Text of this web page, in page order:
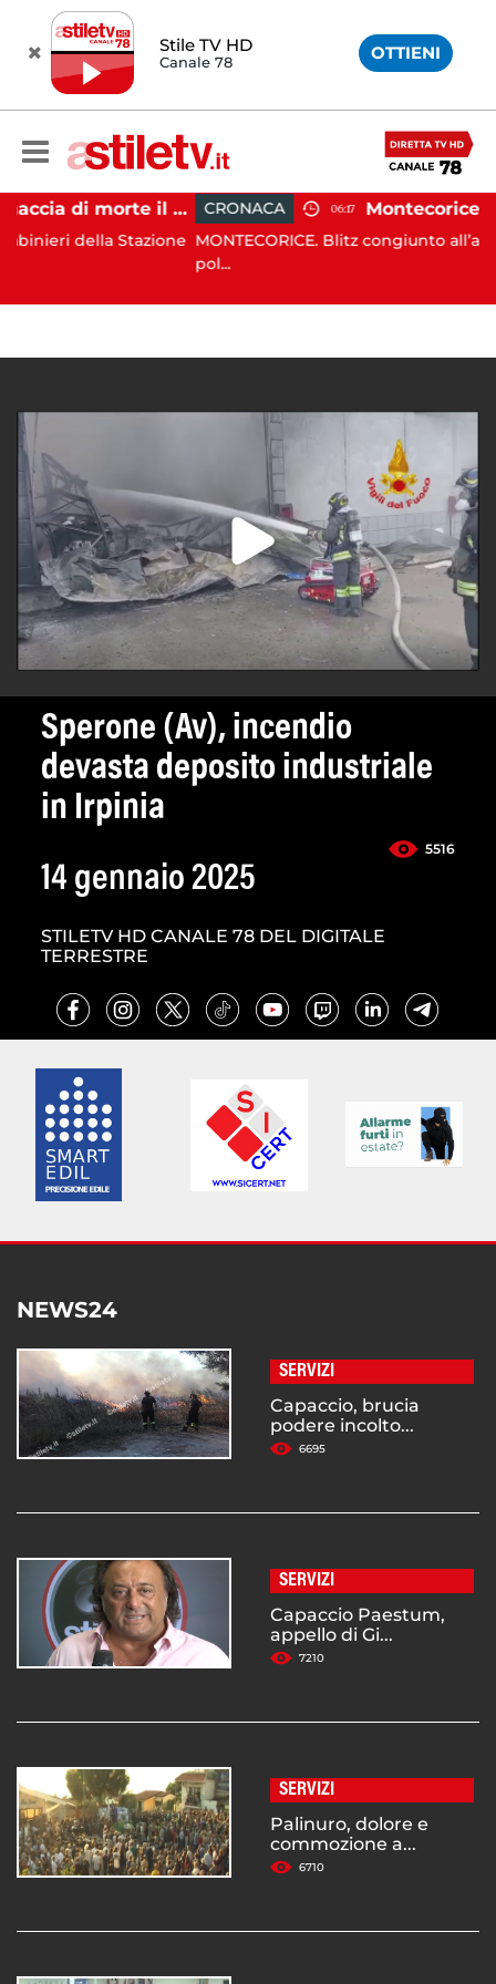
Stile TV HD
Canale 78 OTTIENI
Striano, minaccia di morte il sindaco: 67enne ai domiciliari
Stazione
CRONACA 06:17
MONTECORICE. Blitz congiunto all’alba di oggi
Sperone (Av), incendio
devasta deposito industriale
in Irpinia
5516
14 gennaio 2025
STILETV HD CANALE 78 DEL DIGITALE
TERRESTRE
NEWS24
SERVIZI
Capaccio, brucia
podere incolto...
6695
SERVIZI
Capaccio Paestum,
appello di Gi...
7210
SERVIZI
Palinuro, dolore e
commozione a...
6710